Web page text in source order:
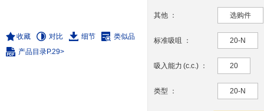
收藏 对比 细节
类似品
产品目录P.29>
其他 ： 选购件
标准吸咀 ： 20-N
吸入能力 (c.c.) ： 20
类型 ： 20-N